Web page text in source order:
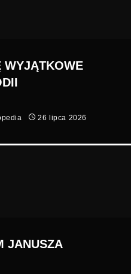
WYJĄTKOWE
26 lipca 2026
JANUSZA